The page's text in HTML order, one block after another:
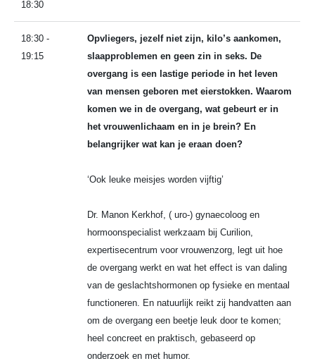
18:30
18:30 -
19:15
Opvliegers, jezelf niet zijn, kilo’s aankomen,
slaapproblemen en geen zin in seks. De
overgang is een lastige periode in het leven
van mensen geboren met eierstokken. Waarom
komen we in de overgang, wat gebeurt er in
het vrouwenlichaam en in je brein? En
belangrijker wat kan je eraan doen?
‘Ook leuke meisjes worden vijftig’
Dr. Manon Kerkhof, ( uro-) gynaecoloog en
hormoonspecialist werkzaam bij Curilion,
expertisecentrum voor vrouwenzorg, legt uit hoe
de overgang werkt en wat het effect is van daling
van de geslachtshormonen op fysieke en mentaal
functioneren. En natuurlijk reikt zij handvatten aan
om de overgang een beetje leuk door te komen;
heel concreet en praktisch, gebaseerd op
onderzoek en met humor.